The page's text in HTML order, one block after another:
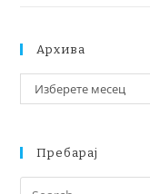
Архива
Изберете месец
Пребарај